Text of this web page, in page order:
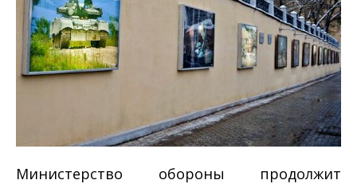
Министерство обороны продолжит